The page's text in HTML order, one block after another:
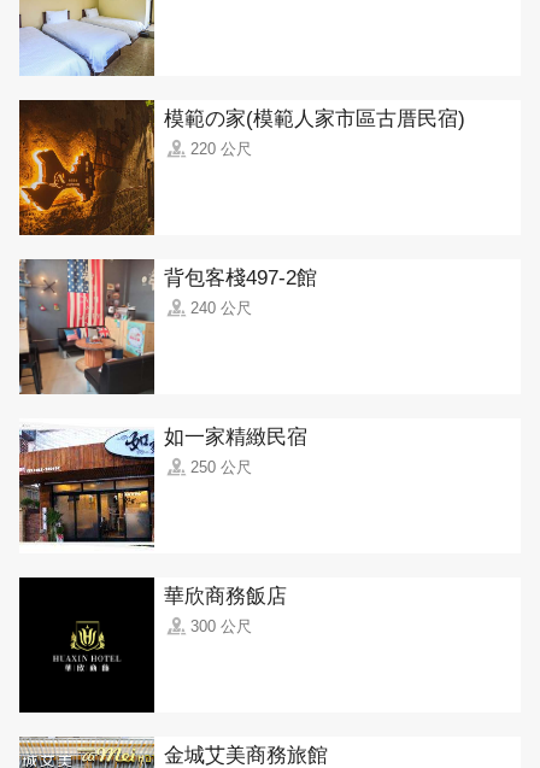
模範の家(模範人家市區古厝民宿)
220 公尺
背包客棧497-2館
240 公尺
如一家精緻民宿
250 公尺
華欣商務飯店
300 公尺
金城艾美商務旅館